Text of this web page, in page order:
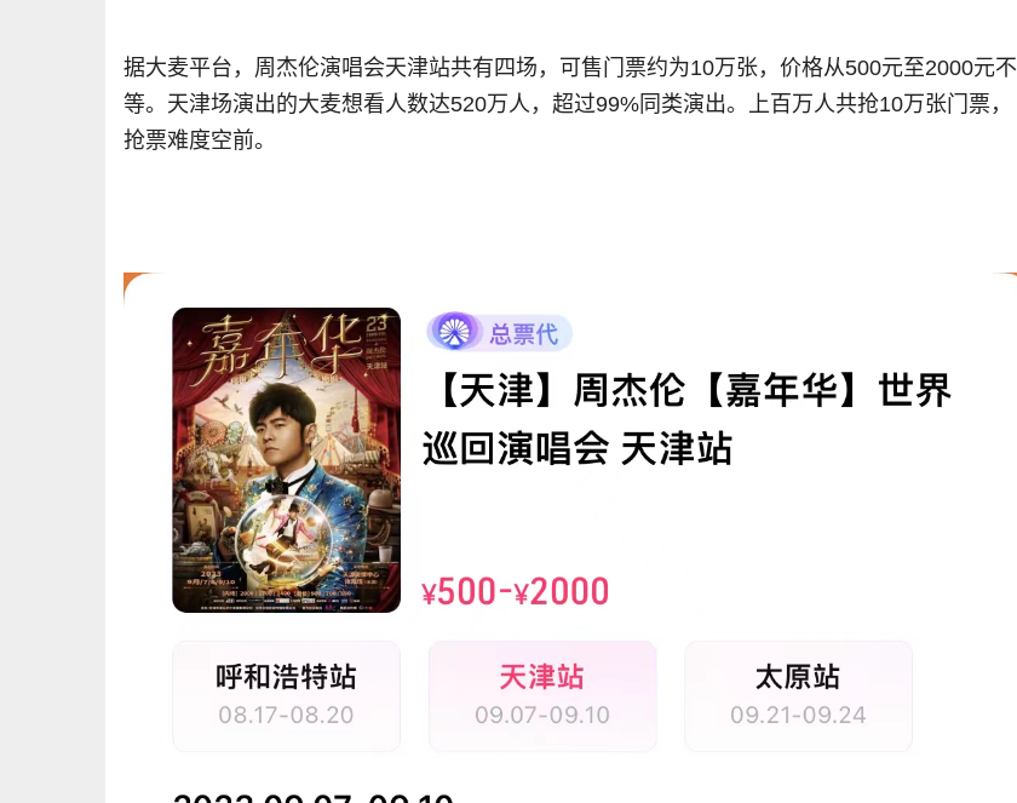
据大麦平台，周杰伦演唱会天津站共有四场，可售门票约为10万张，价格从500元至2000元不
等。天津场演出的大麦想看人数达520万人，超过99%同类演出。上百万人共抢10万张门票，
抢票难度空前。